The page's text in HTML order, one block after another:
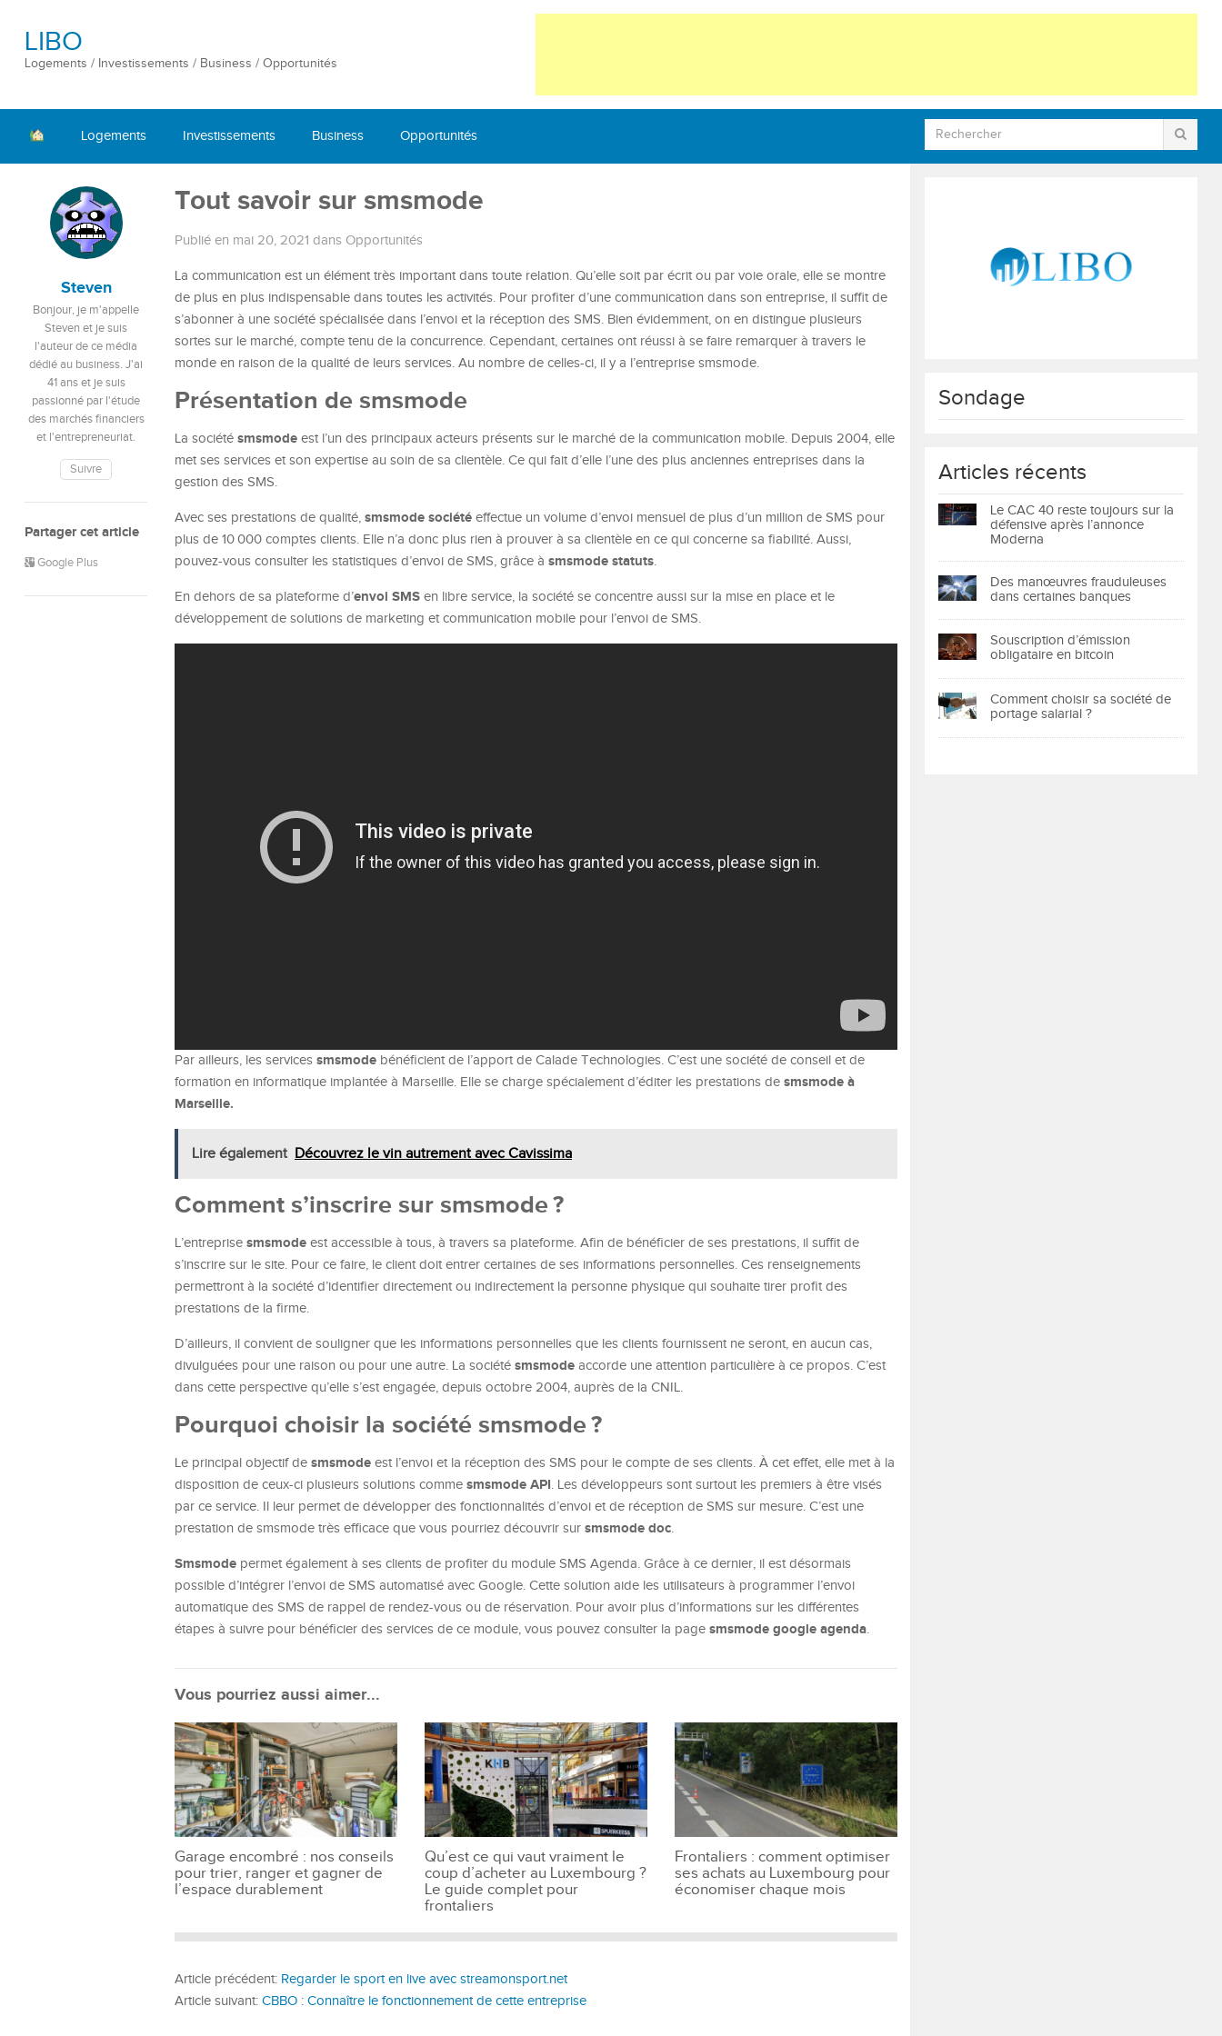
LIBO
Logements / Investissements / Business / Opportunités
Logements Investissements Business Opportunités
Steven
Bonjour, je m'appelle
Steven et je suis
l'auteur de ce média
dédié au business. J'ai
41 ans et je suis
passionné par l'étude
des marchés financiers
et l'entrepreneuriat.
Suivre
Partager cet article
Google Plus
Tout savoir sur smsmode
Publié en mai 20, 2021 dans Opportunités
La communication est un élément très important dans toute relation. Qu’elle soit par écrit ou par voie orale, elle se montre
de plus en plus indispensable dans toutes les activités. Pour profiter d’une communication dans son entreprise, il suffit de
s’abonner à une société spécialisée dans l’envoi et la réception des SMS. Bien évidemment, on en distingue plusieurs
sortes sur le marché, compte tenu de la concurrence. Cependant, certaines ont réussi à se faire remarquer à travers le
monde en raison de la qualité de leurs services. Au nombre de celles-ci, il y a l’entreprise smsmode.
Présentation de smsmode
La société smsmode est l’un des principaux acteurs présents sur le marché de la communication mobile. Depuis 2004, elle
met ses services et son expertise au soin de sa clientèle. Ce qui fait d’elle l’une des plus anciennes entreprises dans la
gestion des SMS.
Avec ses prestations de qualité, smsmode société effectue un volume d’envoi mensuel de plus d’un million de SMS pour
plus de 10 000 comptes clients. Elle n’a donc plus rien à prouver à sa clientèle en ce qui concerne sa fiabilité. Aussi,
pouvez-vous consulter les statistiques d’envoi de SMS, grâce à smsmode statuts.
En dehors de sa plateforme d’envoi SMS en libre service, la société se concentre aussi sur la mise en place et le
développement de solutions de marketing et communication mobile pour l’envoi de SMS.
Par ailleurs, les services smsmode bénéficient de l’apport de Calade Technologies. C’est une société de conseil et de
formation en informatique implantée à Marseille. Elle se charge spécialement d’éditer les prestations de smsmode à
Marseille.
Lire également Découvrez le vin autrement avec Cavissima
Comment s’inscrire sur smsmode ?
L’entreprise smsmode est accessible à tous, à travers sa plateforme. Afin de bénéficier de ses prestations, il suffit de
s’inscrire sur le site. Pour ce faire, le client doit entrer certaines de ses informations personnelles. Ces renseignements
permettront à la société d’identifier directement ou indirectement la personne physique qui souhaite tirer profit des
prestations de la firme.
D’ailleurs, il convient de souligner que les informations personnelles que les clients fournissent ne seront, en aucun cas,
divulguées pour une raison ou pour une autre. La société smsmode accorde une attention particulière à ce propos. C’est
dans cette perspective qu’elle s’est engagée, depuis octobre 2004, auprès de la CNIL.
Pourquoi choisir la société smsmode ?
Le principal objectif de smsmode est l’envoi et la réception des SMS pour le compte de ses clients. À cet effet, elle met à la
disposition de ceux-ci plusieurs solutions comme smsmode API. Les développeurs sont surtout les premiers à être visés
par ce service. Il leur permet de développer des fonctionnalités d’envoi et de réception de SMS sur mesure. C’est une
prestation de smsmode très efficace que vous pourriez découvrir sur smsmode doc.
Smsmode permet également à ses clients de profiter du module SMS Agenda. Grâce à ce dernier, il est désormais
possible d’intégrer l’envoi de SMS automatisé avec Google. Cette solution aide les utilisateurs à programmer l’envoi
automatique des SMS de rappel de rendez-vous ou de réservation. Pour avoir plus d’informations sur les différentes
étapes à suivre pour bénéficier des services de ce module, vous pouvez consulter la page smsmode google agenda.
Vous pourriez aussi aimer...
Garage encombré : nos conseils
pour trier, ranger et gagner de
l’espace durablement
Qu’est ce qui vaut vraiment le
coup d’acheter au Luxembourg ?
Le guide complet pour
frontaliers
Frontaliers : comment optimiser
ses achats au Luxembourg pour
économiser chaque mois
Article précédent: Regarder le sport en live avec streamonsport.net
Article suivant: CBBO : Connaître le fonctionnement de cette entreprise
Sondage
Articles récents
Le CAC 40 reste toujours sur la
défensive après l’annonce
Moderna
Des manœuvres frauduleuses
dans certaines banques
Souscription d’émission
obligataire en bitcoin
Comment choisir sa société de
portage salarial ?